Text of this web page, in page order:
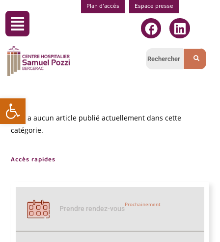
Ouvrir la barre d’outils
Plan d’accés Espace presse
Il n’y a aucun article publié actuellement dans cette
catégorie.
Accès rapides
Prendre rendez-vous
Prochainement